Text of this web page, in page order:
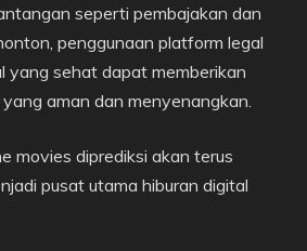
seperti pembajakan dan
penggunaan platform legal
yang sehat dapat memberikan
aman dan menyenangkan.
movies diprediksi akan terus
pusat utama hiburan digital